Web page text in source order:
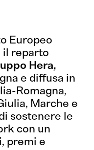
Europeo
il reparto
Hera,
e diffusa in
Romagna,
Marche e
sostenere le
con un
premi e